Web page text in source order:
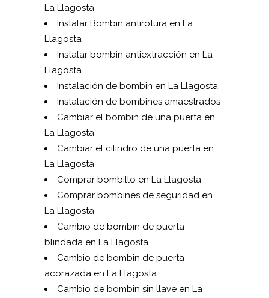
La Llagosta
Instalar Bombin antirotura en La
Llagosta
Instalar bombin antiextracción en La
Llagosta
Instalación de bombin en La Llagosta
Instalación de bombines amaestrados
Cambiar el bombin de una puerta en
La Llagosta
Cambiar el cilindro de una puerta en
La Llagosta
Comprar bombillo en La Llagosta
Comprar bombines de seguridad en
La Llagosta
Cambio de bombin de puerta
blindada en La Llagosta
Cambio de bombin de puerta
acorazada en La Llagosta
Cambio de bombin sin llave en La